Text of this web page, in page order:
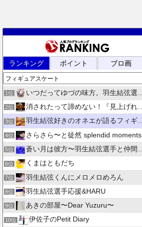
ランキング ポイント ブロ画
1位 いつだってゆづの味方。羽生結弦選手応援団 紫色のブログ
2位 消されたって諦めない！『見上げれば、青空 』別館
3位 羽生結弦好きのオネエが語るフィギュアスケート
4位 さらさら〜と徒然 splendid moments
5位 蒼い月は彼方〜羽生結弦選手と仲間たちの日々を花束にして〜
6位 くまはともだち
7位 羽生結弦くんにメロメロめろん
8位 羽生結弦選手応援&HARU
9位 あきの部屋〜Dear Yuzuru〜
10位 伊佐子のPetit Diary